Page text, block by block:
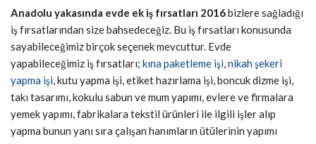
Anadolu yakasında evde ek iş fırsatları 2016bizlere sağladığı
iş fırsatlarından size bahsedeceğiz. Bu iş fırsatları konusunda
sayabileceğimiz birçok seçenek mevcuttur. Evde
yapabileceğimiz iş fırsatları; kına paketleme işi,nikah şekeri
yapma işi, kutu yapma işi, etiket hazırlama işi, boncuk dizme işi,
takı tasarımı, kokulu sabun ve mum yapımı, evlere ve firmalara
yemek yapımı, fabrikalara tekstil ürünleri ile ilgili işler alıp
yapma bunun yanı sıra çalışan hanımların ütülerinin yapımı